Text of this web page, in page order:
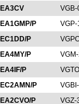
EA3CV
EA1GMP/P
EC1DD/P
EA4MY/P
EA4IF/P
EC2AMN/P
EA2CVO/P
VGZ-